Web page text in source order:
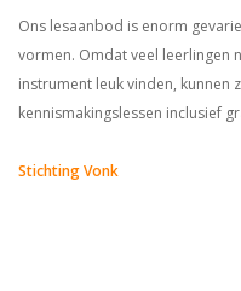
Ons lesaanbod is enorm
vormen. Omdat veel leerlingen
instrument leuk vinden, kunnen
kennismakingslessen inclusief
Stichting Vonk